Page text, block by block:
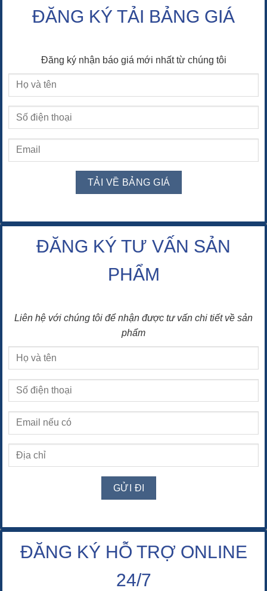
ĐĂNG KÝ TẢI BẢNG GIÁ
Đăng ký nhận báo giá mới nhất từ chúng tôi
ĐĂNG KÝ TƯ VẤN SẢN
PHẨM
Liên hệ với chúng tôi để nhận được tư vấn chi tiết về sản
phẩm
ĐĂNG KÝ HỖ TRỢ ONLINE
24/7